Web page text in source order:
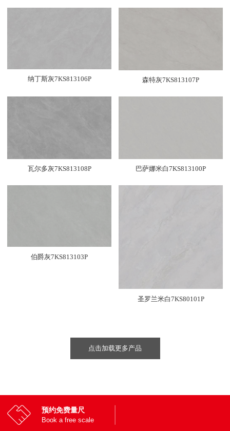
纳丁斯灰7KS813106P 森特灰7KS813107P
瓦尔多灰7KS813108P 巴萨娜米白7KS813100P
伯爵灰7KS813103P
圣罗兰米白7KS80101P
点击加载更多产品
预约免费量尺
Book a free scale